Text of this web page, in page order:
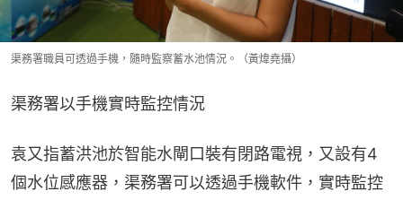
渠務署職員可透過手機，隨時監察蓄水池情況。（黃煒堯攝）
渠務署以手機實時監控情況
袁又指蓄洪池於智能水閘口裝有閉路電視，又設有4
個水位感應器，渠務署可以透過手機軟件，實時監控